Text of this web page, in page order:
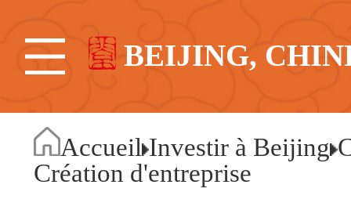
BEIJING,
Accueil Investir à Beijing
Création d'entreprise